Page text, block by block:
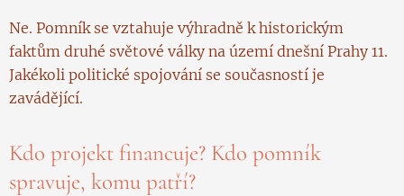
Ne. Pomník se vztahuje výhradně k historickým
faktům druhé světové války na území dnešní Prahy 11.
Jakékoli politické spojování se současností je
zavádějící.
Kdo projekt financuje? Kdo pomník
spravuje, komu patří?